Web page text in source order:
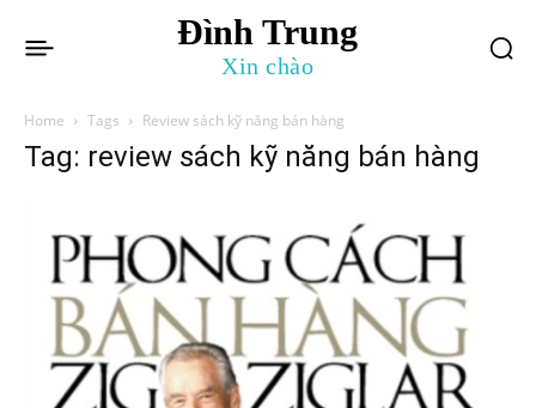
Đình Trung
Xin chào
Home Tags Review sách kỹ năng bán hàng
Tag: review sách kỹ năng bán hàng